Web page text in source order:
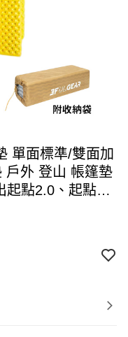
單面標準/雙面加
戶外 登山 帳篷墊
點2.0、起點pro